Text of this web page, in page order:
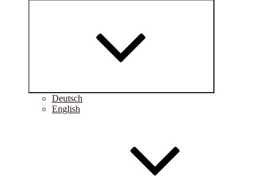
Deutsch
English